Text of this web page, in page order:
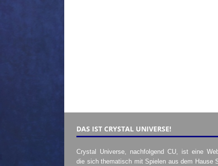
DAS IST CRYSTAL UNIVERSE!
Crystal Universe, nachfolgend CU, ist eine
die sich thematisch mit Spielen aus dem Hause